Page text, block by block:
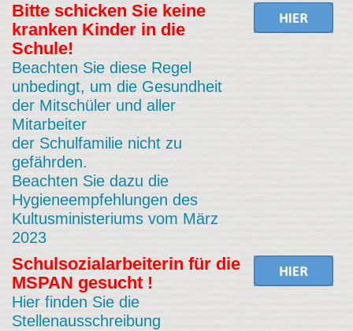
Bitte schicken Sie keine
kranken Kinder in die
Schule!
Beachten Sie diese Regel
unbedingt, um die Gesundheit
der Mitschüler und aller
Mitarbeiter
der Schulfamilie nicht zu
gefährden.
Beachten Sie dazu die
Hygieneempfehlungen des
Kultusministeriums vom März
2023
Schulsozialarbeiterin für die
MSPAN gesucht !
Hier finden Sie die
Stellenausschreibung